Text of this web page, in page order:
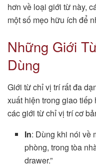
hơn về loại giới từ này,
một số mẹo hữu ích để
Những Giới
Dùng
Giới từ chỉ vị trí rất đa
xuất hiện trong giao
các giới từ chỉ vị trí cơ
In: Dùng khi nói về
phòng, trong tòa
drawer.”